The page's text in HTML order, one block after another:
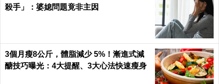
殺手」：婆媳問題竟非主因
3個月瘦8公斤，體脂減少 5%！漸進式減
醣技巧曝光：4大提醒、3大心法快速瘦身